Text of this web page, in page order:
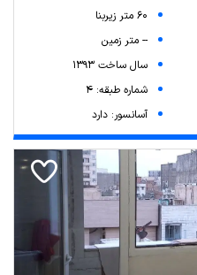
60 متر زیربنا
-- متر زمین
سال ساخت 1393
شماره طبقه: 4
آسانسور: دارد